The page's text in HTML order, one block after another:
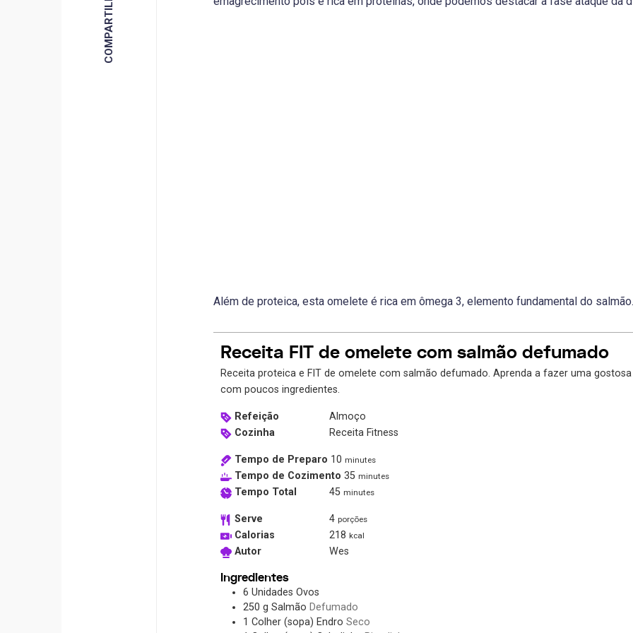
Além de proteica, esta omelete é rica em ômega 3, elemento fundamental do salmão.
Receita FIT de omelete com salmão defumado
Receita proteica e FIT de omelete com salmão defumado. Aprenda a fazer uma
com poucos ingredientes.
Refeição
Almoço
Cozinha
Receita Fitness
Tempo de Preparo 10 minutes
Tempo de Cozimento 35 minutes
Tempo Total 45 minutes
Serve 4 porções
Calorias 218 kcal
Autor Wes
Ingredientes
6 Unidades Ovos
250 g Salmão Defumado
1 Colher (sopa) Endro Seco